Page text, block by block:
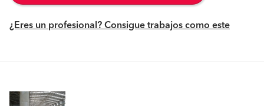
¿Eres un profesional? Consigue trabajos como este